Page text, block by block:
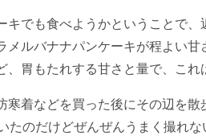
キでも食べようかということで、
メルバナナパンケーキが程よい
、胃もたれする甘さと量で、これ
寒着などを買った後にその辺を
のだけどぜんぜんうまく撮れ